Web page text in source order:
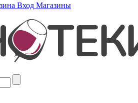
Вход Магазины